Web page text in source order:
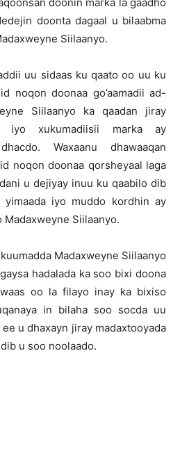
doonta dagaal u bilaabma
Siilaanyo.
uu sidaas ku qaato oo uu ku
noqon doonaa go’aamadii ad-
Siilaanyo ka qaadan jiray
iyo xukumadiisii marka ay
Waxaanu dhawaaqan
noqon doonaa qorsheyaal laga
u dejiyay inuu ku qaabilo dib
iyo muddo kordhin ay
Siilaanyo.
Madaxweyne Siilaanyo
hadalada ka soo bixi doona
oo la filayo inay ka bixiso
in bilaha soo socda uu
u dhaxayn jiray madaxtooyada
u soo noolaado.